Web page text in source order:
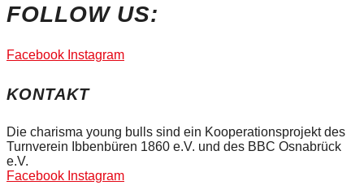
FOLLOW US:
Facebook Instagram
KONTAKT
Die charisma young bulls sind ein Kooperationsprojekt des
Turnverein Ibbenbüren 1860 e.V. und des BBC Osnabrück
e.V.
Facebook Instagram